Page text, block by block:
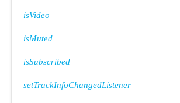
isVideo
isMuted
isSubscribed
setTrackInfoChangedListener